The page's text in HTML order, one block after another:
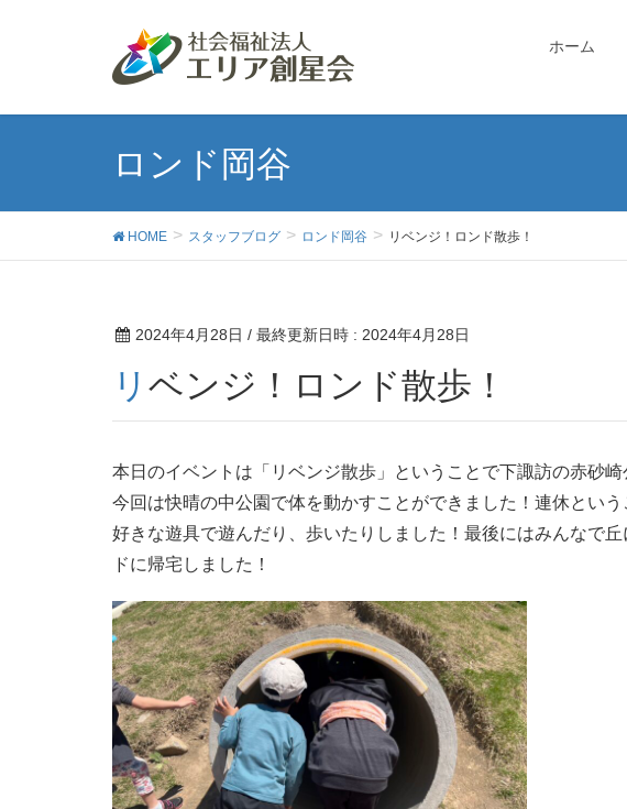
ホーム
ロンド岡谷
HOME スタッフブログ ロンド岡谷 リベンジ！ロンド散歩！
2024年4月28日 / 最終更新日時 : 2024年4月28日
リベンジ！ロンド散歩！
本日のイベントは「リベンジ散歩」ということで下諏訪の赤砂崎
今回は快晴の中公園で体を動かすことができました！連休とい
好きな遊具で遊んだり、歩いたりしました！最後にはみんなで
ドに帰宅しました！